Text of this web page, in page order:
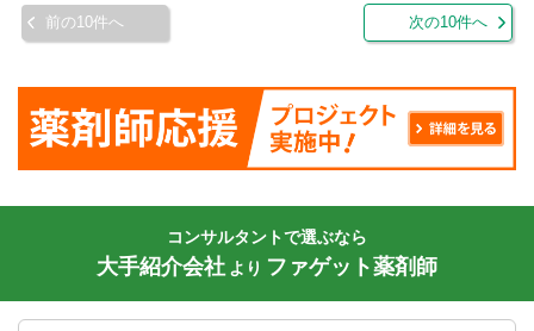
前の10件へ 次の10件へ
コンサルタントで選ぶなら
大手紹介会社 より ファゲット薬剤師